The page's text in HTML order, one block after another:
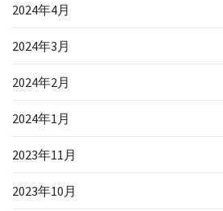
2024年4月
2024年3月
2024年2月
2024年1月
2023年11月
2023年10月